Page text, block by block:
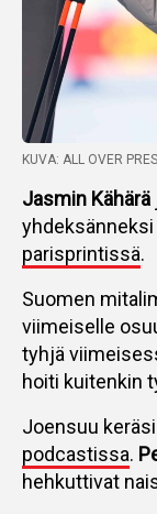
KUVA: ALL OVER
Jasmin Kähärä
yhdeksänneksi
parisprintissä.
Suomen
viimeiselle
tyhjä
hoiti kuitenkin
Joensuu
podcastissa.
hehkuttivat